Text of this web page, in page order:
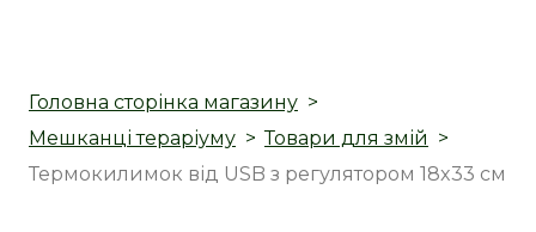
Головна сторінка магазину
Мешканці тераріуму
Товари для змій
Термокилимок від USB з регулятором 18x33 см